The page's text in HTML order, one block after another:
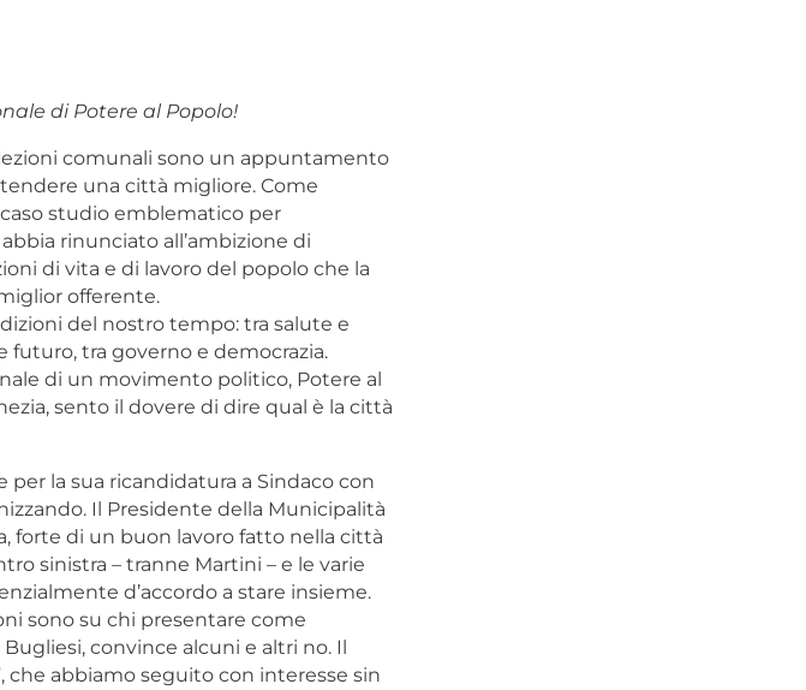
di Potere al Popolo!
comunali sono un appuntamento
una città migliore. Come
studio emblematico per
rinunciato all’ambizione di
di vita e di lavoro del popolo che la
offerente.
del nostro tempo: tra salute e
futuro, tra governo e democrazia.
di un movimento politico, Potere al
sento il dovere di dire qual è la città
la sua ricandidatura a Sindaco con
Il Presidente della Municipalità
forte di un buon lavoro fatto nella città
sinistra – tranne Martini – e le varie
d’accordo a stare insieme.
sono su chi presentare come
convince alcuni e altri no. Il
che abbiamo seguito con interesse sin